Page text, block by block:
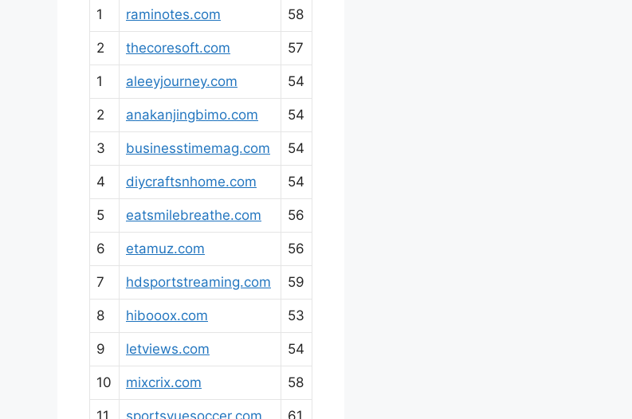
1 raminotes.com 58
2 thecoresoft.com 57
1 aleeyjourney.com 54
2 anakanjingbimo.com 54
3 businesstimemag.com 54
4 diycraftsnhome.com 54
5 eatsmilebreathe.com 56
6 etamuz.com 56
7 hdsportstreaming.com 59
8 hibooox.com 53
9 letviews.com 54
10 mixcrix.com 58
11 sportsvuesoccer.com 61